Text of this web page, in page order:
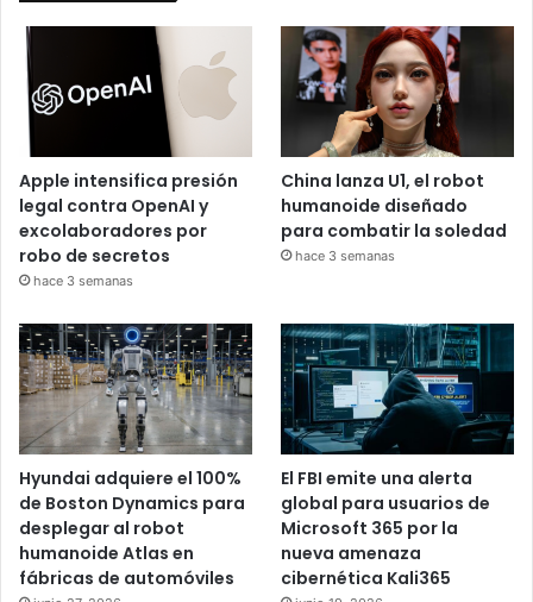
Apple intensifica presión
legal contra OpenAI y
excolaboradores por
robo de secretos
hace 3 semanas
China lanza U1, el robot
humanoide diseñado
para combatir la soledad
hace 3 semanas
Hyundai adquiere el 100%
de Boston Dynamics para
desplegar al robot
humanoide Atlas en
fábricas de automóviles
El FBI emite una alerta
global para usuarios de
Microsoft 365 por la
nueva amenaza
cibernética Kali365